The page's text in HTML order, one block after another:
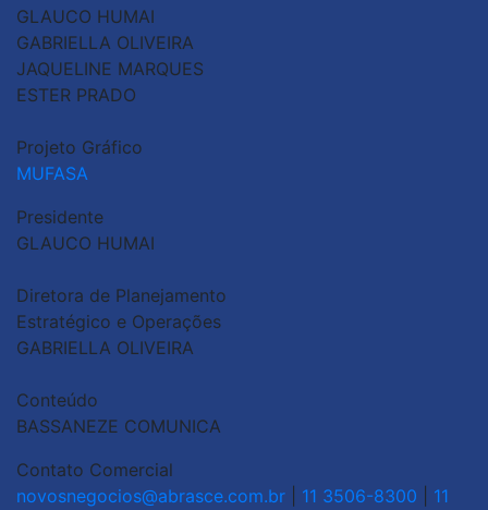
GLAUCO HUMAI
GABRIELLA OLIVEIRA
JAQUELINE MARQUES
ESTER PRADO
Projeto Gráfico
MUFASA
Presidente
GLAUCO HUMAI
Diretora de Planejamento
Estratégico e Operações
GABRIELLA OLIVEIRA
Conteúdo
BASSANEZE COMUNICA
Contato Comercial
novosnegocios@abrasce.com.br
11 3506-8300
11